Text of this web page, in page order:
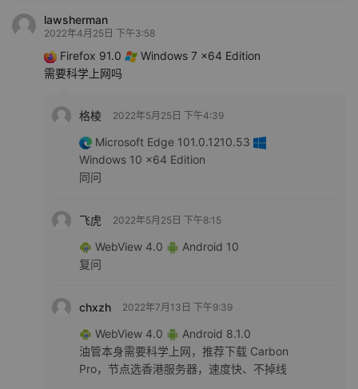
lawsherman
2022年4月25日 下午3:58
Firefox 91.0
Windows 7 x64 Edition
需要科学上网吗
格棱 2022年5月25日 下午4:39
Microsoft Edge 101.0.1210.53
Windows 10 x64 Edition
同问
飞虎 2022年5月25日 下午8:15
WebView 4.0
Android 10
复问
chxzh 2022年7月13日 下午9:39
WebView 4.0
Android 8.1.0
油管本身需要科学上网，推荐下载 Carbon
Pro，节点选香港服务器，速度快、不掉线